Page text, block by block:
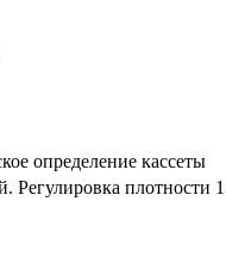
определение кассеты
плотности